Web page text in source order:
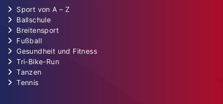
Sport von A – Z
Ballschule
Breitensport
Fußball
Gesundheit und Fitness
Tri-Bike-Run
Tanzen
Tennis